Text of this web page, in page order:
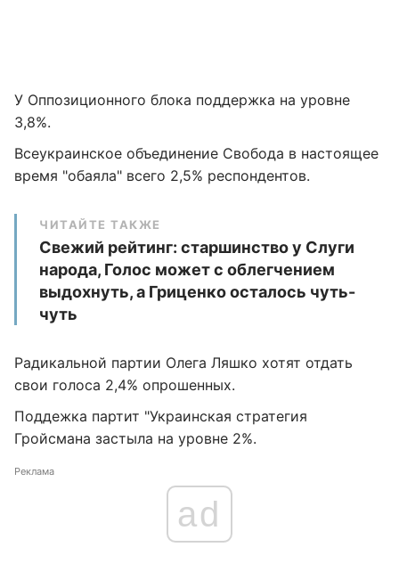
У Оппозиционного блока поддержка на уровне
3,8%.
Всеукраинское объединение Свобода в настоящее
время "обаяла" всего 2,5% респондентов.
ЧИТАЙТЕ ТАКЖЕ
Свежий рейтинг: старшинство у Слуги
народа, Голос может с облегчением
выдохнуть, а Гриценко осталось чуть-
чуть
Радикальной партии Олега Ляшко хотят отдать
свои голоса 2,4% опрошенных.
Поддежка партит "Украинская стратегия
Гройсмана застыла на уровне 2%.
Реклама
ad